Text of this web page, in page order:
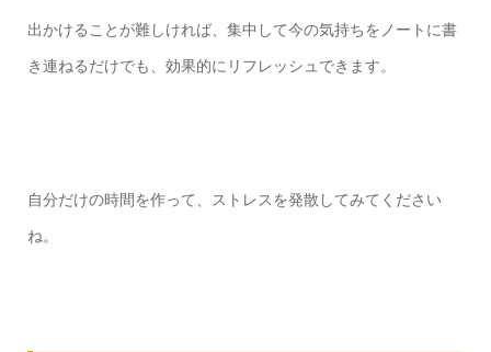
出かけることが難しければ、集中して今の気持ちをノートに書
き連ねるだけでも、効果的にリフレッシュできます。
自分だけの時間を作って、ストレスを発散してみてください
ね。